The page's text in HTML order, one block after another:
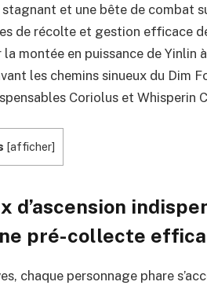
et une bête de combat
de récolte et gestion efficace
la montée en puissance de
les chemins sinueux du Dim
Coriolus et Whisperin
[afficher]
d’ascension
pré-collecte
chaque personnage phare